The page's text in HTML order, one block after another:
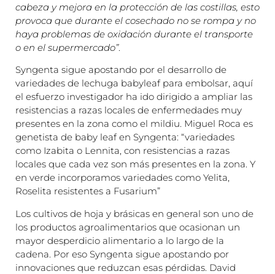
cabeza y mejora en la protección de las costillas, esto
provoca que durante el cosechado no se rompa y no
haya problemas de oxidación durante el transporte
o en el supermercado”.
Syngenta sigue apostando por el desarrollo de
variedades de lechuga babyleaf para embolsar, aquí
el esfuerzo investigador ha ido dirigido a ampliar las
resistencias a razas locales de enfermedades muy
presentes en la zona como el mildiu. Miguel Roca es
genetista de baby leaf en Syngenta: “variedades
como Izabita o Lennita, con resistencias a razas
locales que cada vez son más presentes en la zona. Y
en verde incorporamos variedades como Yelita,
Roselita resistentes a Fusarium”
Los cultivos de hoja y brásicas en general son uno de
los productos agroalimentarios que ocasionan un
mayor desperdicio alimentario a lo largo de la
cadena. Por eso Syngenta sigue apostando por
innovaciones que reduzcan esas pérdidas. David